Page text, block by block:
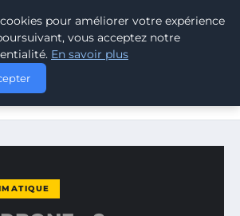
BLOG
CLIMATIQUE
QUESTIONS ESSENTIELLES À
pour améliorer votre expérience
vous acceptez notre
En savoir plus